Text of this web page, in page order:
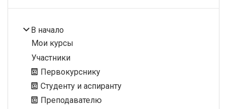
В начало
Мои курсы
Участники
Первокурснику
Студенту и аспиранту
Преподавателю